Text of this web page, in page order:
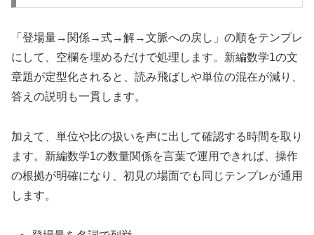
「登場量→関係→式→解→文脈への戻し」の順をテンプレ
にして、空欄を埋めるだけで処理します。新編数学1の文
章題が定型化されると、読み飛ばしや単位の混在が減り、
答えの説明も一貫します。
加えて、単位や比の扱いを声に出して確認する時間を取り
ます。新編数学1の数量関係を言葉で運用できれば、操作
の根拠が明確になり、初見の場面でも同じテンプレが通用
します。